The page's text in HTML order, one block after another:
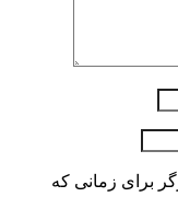
برای زمانی که